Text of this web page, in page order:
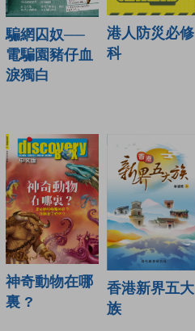
騙網囚奴──
電騙園豬仔血
淚獨白
港人防災必修
科
神奇動物在哪
裏 ?
香港新界五大
族